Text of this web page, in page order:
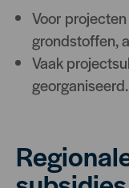
Voor
grondstoffen,
Vaak
georganiseerd.